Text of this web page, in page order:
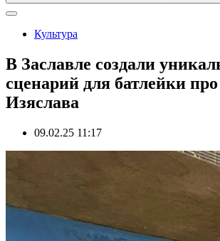
Культура
В Заславле создали
сценарий для батлейки
Изяслава
09.02.25 11:17